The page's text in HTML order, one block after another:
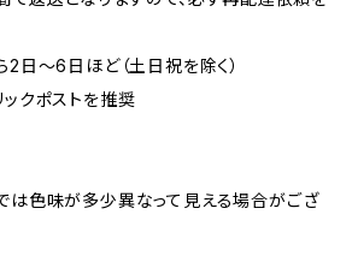
日〜6日ほど（土日祝を除く）
クポストを推奨
は色味が多少異なって見える場合がござ